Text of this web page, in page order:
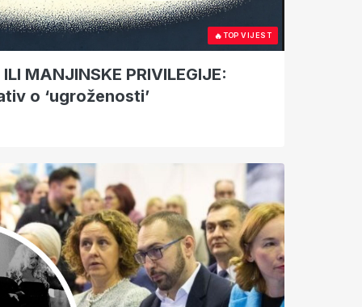
🔥TOP VIJEST
MANJINSKE PRIVILEGIJE:
o ‘ugroženosti’